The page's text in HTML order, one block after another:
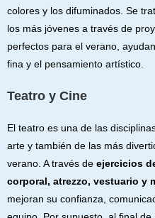
colores y los difuminados. Se
los más jóvenes a través de
perfectos para el verano,
fina y el pensamiento artístico.
Teatro y Cine
El teatro es una de las
arte y también de las más
verano. A través de ejercicios
corporal, atrezzo, vestuario y
mejoran su confianza,